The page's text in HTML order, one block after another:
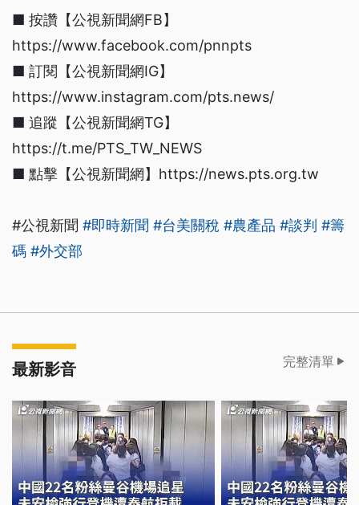
■ 按讚【公視新聞網FB】
https://www.facebook.com/pnnpts
■ 訂閱【公視新聞網IG】
https://www.instagram.com/pts.news/
■ 追蹤【公視新聞網TG】
https://t.me/PTS_TW_NEWS
■ 點擊【公視新聞網】https://news.pts.org.tw
#公視新聞 #即時新聞 #台美關稅 #農產品 #談判 #籌
碼 #外交部
最新影音 完整清單